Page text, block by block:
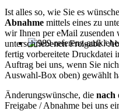
Ist alles so, wie Sie es
Abnahme mittels eines zu
wir Ihnen per eMail zusenden
unterschriebenen Freigabe /
fertig vorbereitete Druckdatei
Auftrag bei uns, wenn Sie
Auswahl-Box oben) gewählt
Änderungswünsche, die nach
Freigabe / Abnahme bei uns